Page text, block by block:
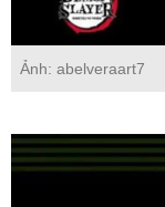
Ảnh: abelveraart7